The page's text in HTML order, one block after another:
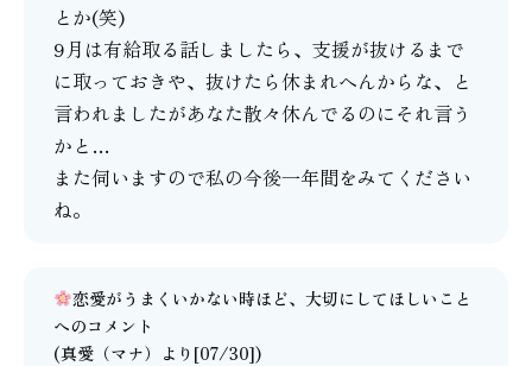
とか(笑)
9月は有給取る話しましたら、支援が抜けるまで
に取っておきや、抜けたら休まれへんからな、と
言われましたがあなた散々休んでるのにそれ言う
かと…
また伺いますので私の今後一年間をみてください
ね。
恋愛がうまくいかない時ほど、大切にしてほしいこと
へのコメント
(真愛（マナ） より[07/30])